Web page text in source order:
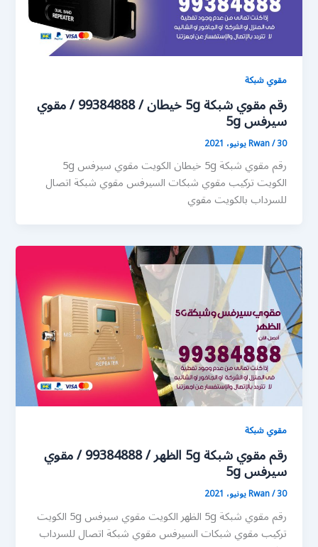
مقوي شبكة
رقم مقوي شبكة 5g خيطان / 99384888 / مقوي
سيرفس 5g
Rwan/30 يونيو، 2021
رقم مقوي شبكة 5g خيطان الكويت مقوي سيرفس 5g
الكويت تركيب مقوي شبكات السيرفس مقوي شبكة اتصال
للسرداب بالكويت مقوي
مقوي شبكة
رقم مقوي شبكة 5g الظهر / 99384888 / مقوي
سيرفس 5g
Rwan/30 يونيو، 2021
رقم مقوي شبكة 5g الظهر الكويت مقوي سيرفس 5g الكويت
تركيب مقوي شبكات السيرفس مقوي شبكة اتصال للسرداب